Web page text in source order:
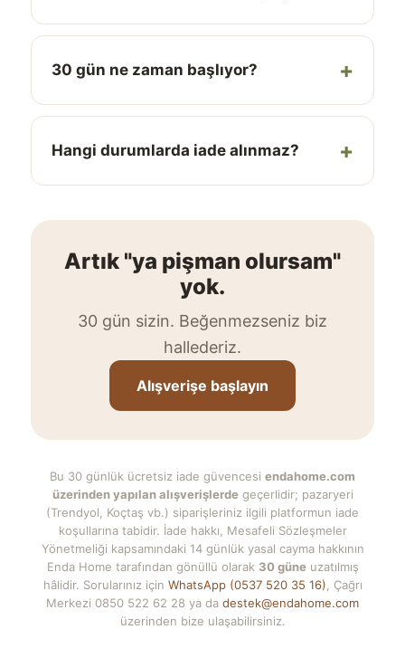
30 gün ne zaman başlıyor?
Hangi durumlarda iade alınmaz?
Artık "ya pişman olursam"
yok.
30 gün sizin. Beğenmezseniz biz
hallederiz.
Alışverişe başlayın
Bu 30 günlük ücretsiz iade güvencesi endahome.com
üzerinden yapılan alışverişlerdegeçerlidir; pazaryeri
(Trendyol, Koçtaş vb.) siparişleriniz ilgili platformun iade
koşullarına tabidir. İade hakkı, Mesafeli Sözleşmeler
Yönetmeliği kapsamındaki 14 günlük yasal cayma hakkının
Enda Home tarafından gönüllü olarak 30 güneuzatılmış
hâlidir. Sorularınız için WhatsApp (0537 520 35 16), Çağrı
Merkezi 0850 522 62 28 ya da destek@endahome.com
üzerinden bize ulaşabilirsiniz.